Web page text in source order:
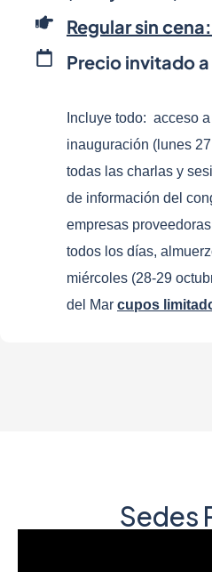
Regular sin cena:
Precio invitado
Incluye todo: acceso
inauguración (lunes
todas las charlas y
de información del
empresas
todos los días,
miércoles (28-29
del Mar cupos
Sedes